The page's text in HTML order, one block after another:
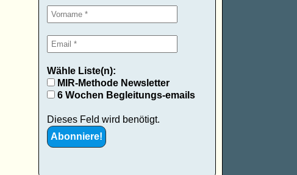
Wähle Liste(n):
MIR-Methode Newsletter
6 Wochen Begleitungs-emails
Dieses Feld wird benötigt.